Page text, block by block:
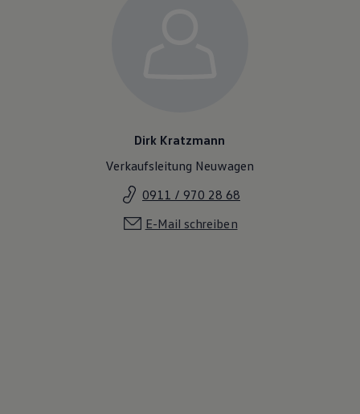
Dirk Kratzmann
Verkaufsleitung Neuwagen
0911 / 970 28 68
E-Mail schreiben